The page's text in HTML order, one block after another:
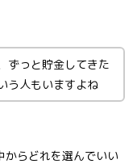
ずっと貯金してきた
う人もいますよね
からどれを選んでいい